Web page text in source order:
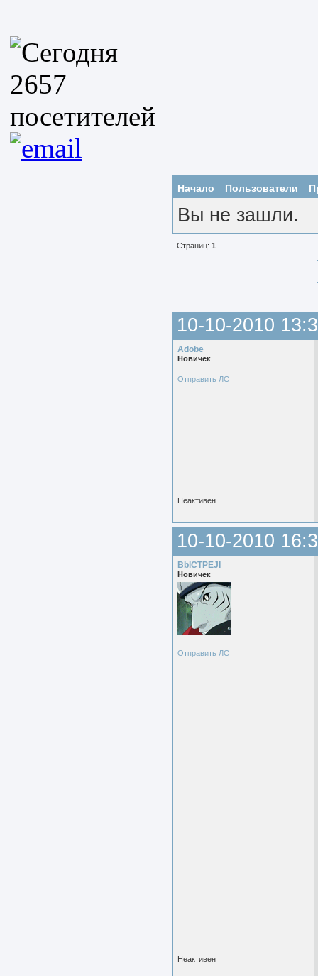
Начало Пользователи
Вы не зашли.
Страниц: 1
10-10-2010
Adobe
Новичек
Отправить ЛС
Неактивен
10-10-2010
BblCTPEJI
Новичек
Отправить ЛС
Неактивен